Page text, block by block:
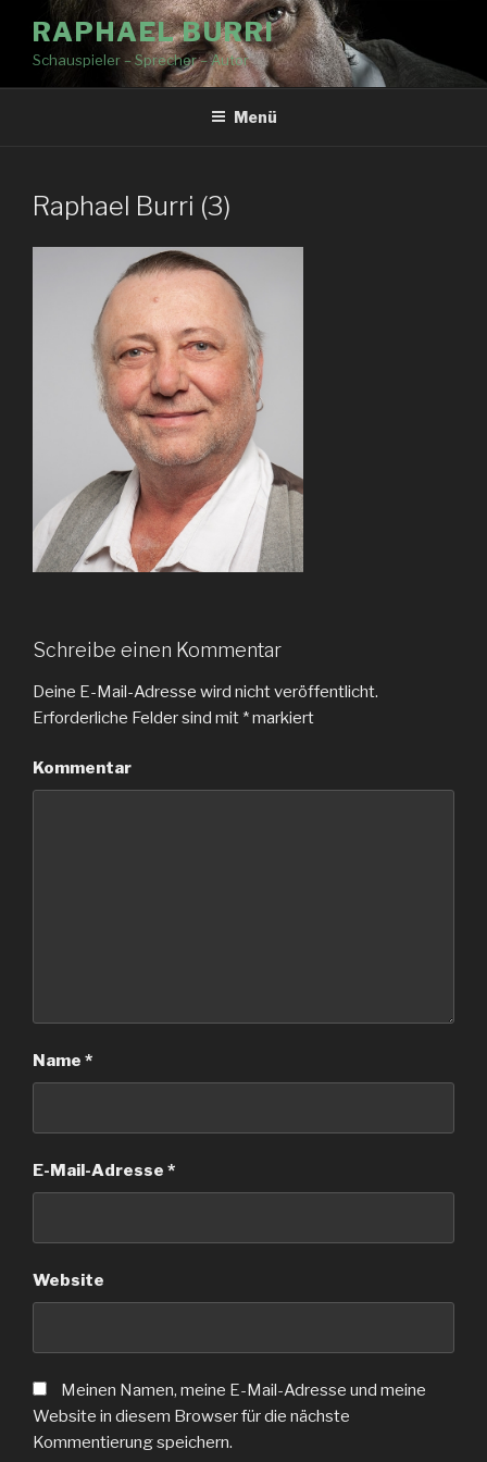
RAPHAEL BURRI
Schauspieler – Sprecher – Autor
Menü
Raphael Burri (3)
Schreibe einen Kommentar
Deine E-Mail-Adresse wird nicht veröffentlicht.
Erforderliche Felder sind mit *markiert
Kommentar
Name *
E-Mail-Adresse *
Website
Meinen Namen, meine E-Mail-Adresse und meine
Website in diesem Browser für die nächste
Kommentierung speichern.